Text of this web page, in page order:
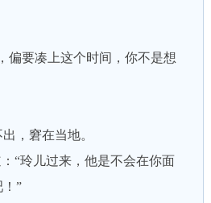
要凑上这个时间，你不是想
，窘在当地。
玲儿过来，他是不会在你面
”